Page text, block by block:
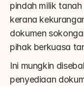
pindah milik
kerana
dokumen
pihak berkuasa
Ini mungkin
penyediaan